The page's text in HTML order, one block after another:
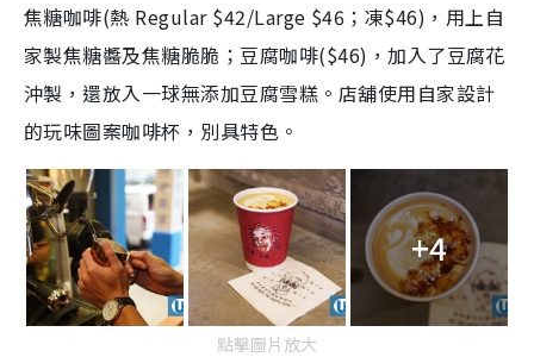
焦糖咖啡(熱 Regular $42/Large $46；凍$46)，用上自
家製焦糖醬及焦糖脆脆；豆腐咖啡($46)，加入了豆腐花
沖製，還放入一球無添加豆腐雪糕。店舖使用自家設計
的玩味圖案咖啡杯，別具特色。
+4
點擊圖片放大